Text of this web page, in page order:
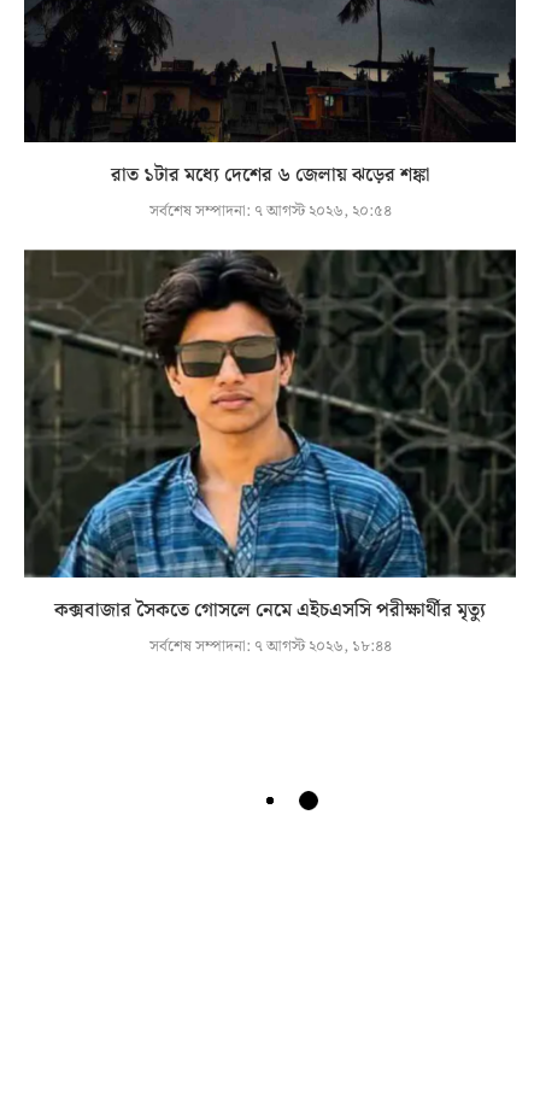
রাত ১টার মধ্যে দেশের ৬ জেলায় ঝড়ের শঙ্কা
সর্বশেষ সম্পাদনা: ৭ আগস্ট ২০২৬, ২০:৫৪
কক্সবাজার সৈকতে গোসলে নেমে এইচএসসি পরীক্ষার্থীর মৃত্যু
সর্বশেষ সম্পাদনা: ৭ আগস্ট ২০২৬, ১৮:৪৪